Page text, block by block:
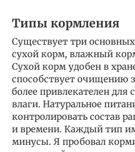
Типы кормления
Существует три
сухой корм, влажный
Сухой корм удобен в
способствует очищению
более привлекателен для
влаги. Натуральное
контролировать состав
и времени. Каждый тип
минусы. Я пробовал